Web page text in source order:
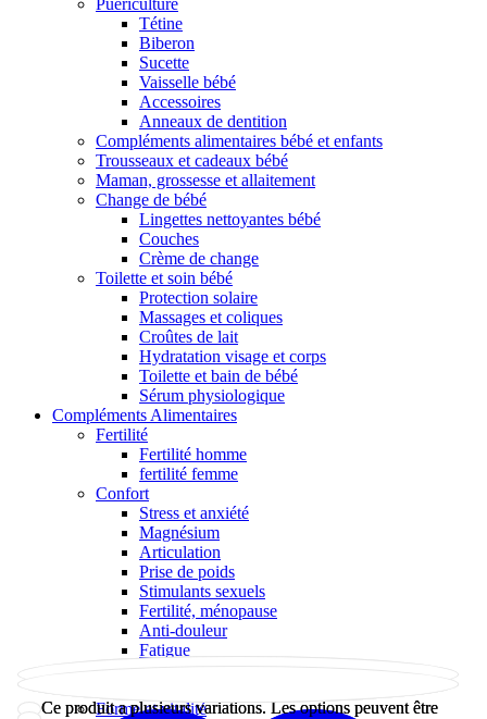
Ce produit a plusieurs variations. Les options peuvent être
Ce produit a plusieurs variations. Les options peuvent être
Tétine
Biberon
Sucette
Vaisselle bébé
Accessoires
Anneaux de dentition
Compléments alimentaires bébé et enfants
Trousseaux et cadeaux bébé
Maman, grossesse et allaitement
Change de bébé
Lingettes nettoyantes bébé
Couches
Crème de change
Toilette et soin bébé
Protection solaire
Massages et coliques
Croûtes de lait
Hydratation visage et corps
Toilette et bain de bébé
Sérum physiologique
Compléments Alimentaires
Fertilité
Fertilité homme
fertilité femme
Confort
Stress et anxiété
Magnésium
Articulation
Prise de poids
Stimulants sexuels
Fertilité, ménopause
Anti-douleur
Fatigue
Santé
Forme et vitalité